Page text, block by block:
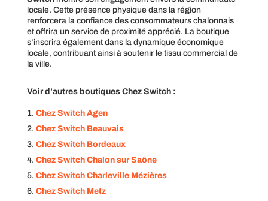
locale. Cette présence physique dans la région
renforcera la confiance des consommateurs chalonnais
et offrira un service de proximité apprécié. La boutique
s’inscrira également dans la dynamique économique
locale, contribuant ainsi à soutenir le tissu commercial de
la ville.
Voir d’autres boutiques Chez Switch :
Chez Switch Agen
Chez Switch Beauvais
Chez Switch Bordeaux
Chez Switch Chalon sur Saône
Chez Switch Charleville Mézières
Chez Switch Metz